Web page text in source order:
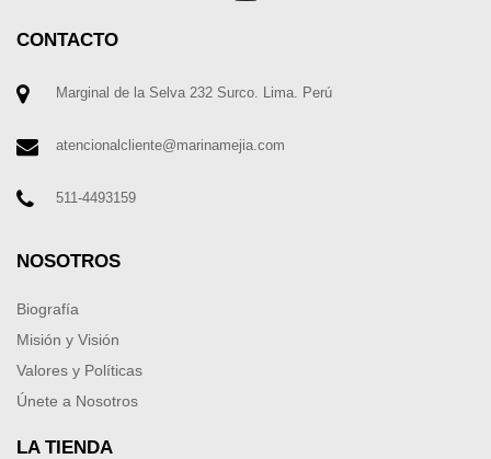
CONTACTO
Marginal de la Selva 232 Surco. Lima. Perú
atencionalcliente@marinamejia.com
511-4493159
NOSOTROS
Biografía
Misión y Visión
Valores y Políticas
Únete a Nosotros
LA TIENDA